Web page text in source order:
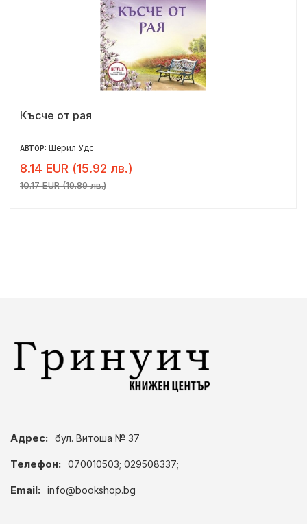
Късче от рая
АВТОР: Шерил Удс
8.14 EUR (15.92 лв.)
10.17 EUR (19.89 лв.)
Адрес: бул. Витоша № 37
Телефон: 070010503; 029508337;
Email: info@bookshop.bg